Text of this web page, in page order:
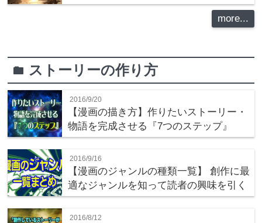
more...
folder ストーリーの作り方
2016/9/20
【漫画の描き方】作りたいストーリー・
物語を完成させる『7つのステップ』
2016/9/16
【漫画のジャンルの種類一覧】 創作に最
適なジャンルを知って読者の興味を引く
2016/8/12